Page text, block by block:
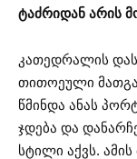
ტაძრიდან არის
კათედრალის
თითოეული
წმინდა ანას
ჯდება და
სტილი აქვს. ამის